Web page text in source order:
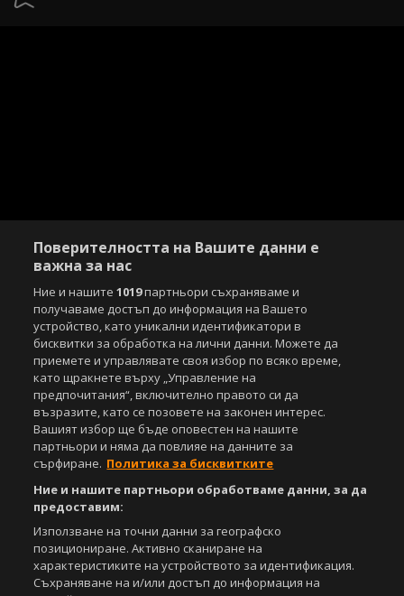
Поверителността на Вашите данни е
важна за нас
Ние и нашите1019партньори съхраняваме и
получаваме достъп до информация на Вашето
устройство, като уникални идентификатори в
бисквитки за обработка на лични данни. Можете да
приемете и управлявате своя избор по всяко време,
като щракнете върху „Управление на
предпочитания“, включително правото си да
възразите, като се позовете на законен интерес.
Вашият избор ще бъде оповестен на нашите
партньори и няма да повлияе на данните за
сърфиране. Политика за бисквитките
Ние и нашите партньори обработваме данни, за да
предоставим:
Използване на точни данни за географско
позициониране. Активно сканиране на
характеристиките на устройството за идентификация.
Съхраняване на и/или достъп до информация на